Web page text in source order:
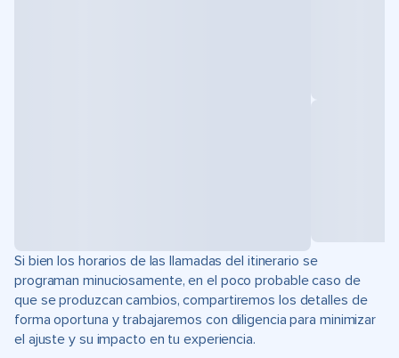
Si bien los horarios de las llamadas del itinerario se
programan minuciosamente, en el poco probable caso de
que se produzcan cambios, compartiremos los detalles de
forma oportuna y trabajaremos con diligencia para minimizar
el ajuste y su impacto en tu experiencia.